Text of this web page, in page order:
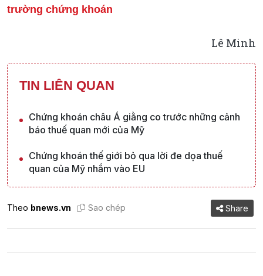
trường chứng khoán
Lê Minh
TIN LIÊN QUAN
Chứng khoán châu Á giằng co trước những cảnh
báo thuế quan mới của Mỹ
Chứng khoán thế giới bỏ qua lời đe dọa thuế
quan của Mỹ nhắm vào EU
Theo bnews.vn Sao chép Share